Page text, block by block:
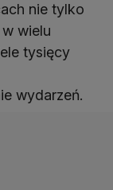
nie tylko
wielu
tysięcy
wydarzeń.